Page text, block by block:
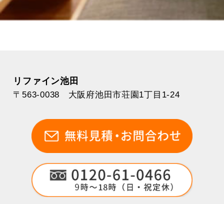
リファイン池田
〒563-0038 大阪府池田市荘園1丁目1-24